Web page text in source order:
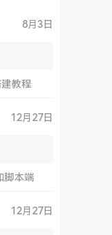
8月3日
教程
12月27日
脚本端
12月27日